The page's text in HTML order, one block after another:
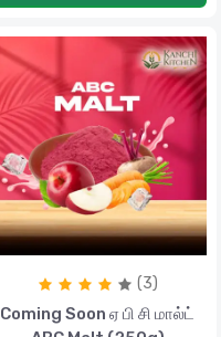
(3)
Coming Soon ஏ பி சி மால்ட்